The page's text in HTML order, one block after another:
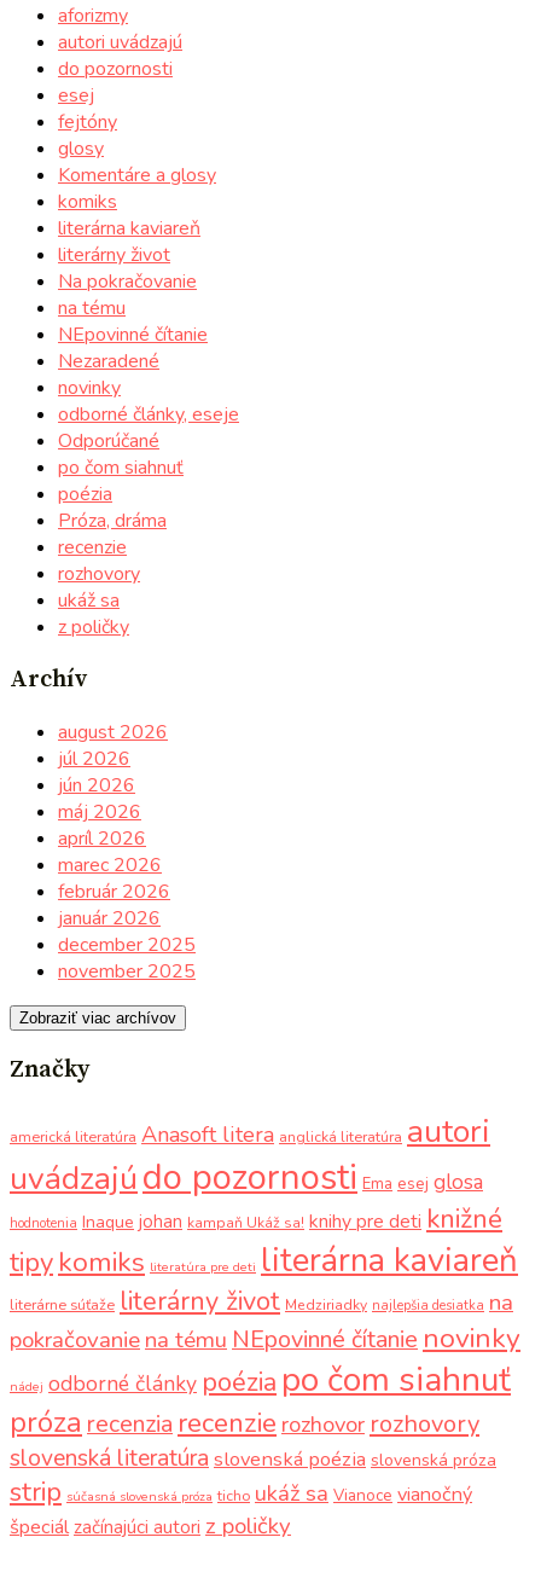
aforizmy
autori uvádzajú
do pozornosti
esej
fejtóny
glosy
Komentáre a glosy
komiks
literárna kaviareň
literárny život
Na pokračovanie
na tému
NEpovinné čítanie
Nezaradené
novinky
odborné články, eseje
Odporúčané
po čom siahnuť
poézia
Próza, dráma
recenzie
rozhovory
ukáž sa
z poličky
Archív
august 2026
júl 2026
jún 2026
máj 2026
apríl 2026
marec 2026
február 2026
január 2026
december 2025
november 2025
Zobraziť viac archívov
Značky
americká literatúra Anasoft litera anglická literatúra autori
uvádzajúdo pozornosti Ema esej glosa
hodnotenia Inaque johan kampaň Ukáž sa! knihy pre deti knižné
tipy komiks literatúra pre deti literárna kaviareň
literárne súťaže literárny život Medziriadky najlepšia desiatka na
pokračovaniena tému NEpovinné čítanie novinky
nádej odborné články poézia po čom siahnuť
próza recenzia recenzie rozhovor rozhovory
slovenská literatúra slovenská poézia slovenská próza
strip súčasná slovenská próza ticho ukáž sa Vianoce vianočný
špeciál začínajúci autori z poličky